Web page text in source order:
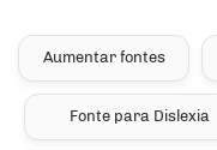
Seção
Ir para o menu
Ir para a busca
Ir para o rodapé
Aumentar fontes
Fonte para Dislexia